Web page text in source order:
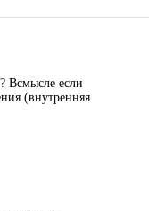
Всмысле если
(внутренняя